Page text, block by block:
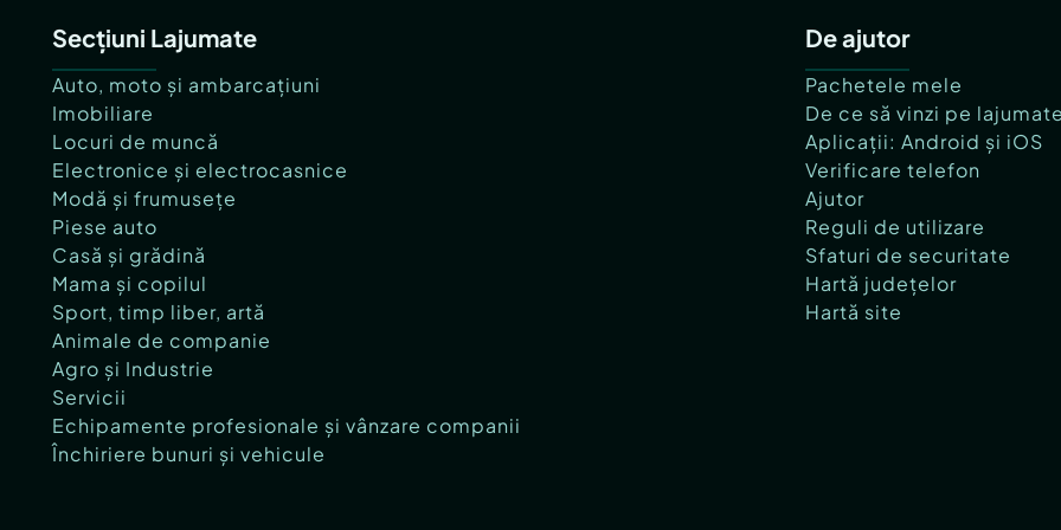
Secțiuni Lajumate
Auto, moto și ambarcațiuni
Imobiliare
Locuri de muncă
Electronice și electrocasnice
Modă și frumusețe
Piese auto
Casă și grădină
Mama și copilul
Sport, timp liber, artă
Animale de companie
Agro și Industrie
Servicii
Echipamente profesionale și vânzare companii
Închiriere bunuri și vehicule
De ajutor
Pachetele mele
De ce să vinzi pe
Aplicații: Android și iOS
Verificare telefon
Ajutor
Reguli de utilizare
Sfaturi de securitate
Hartă județelor
Hartă site